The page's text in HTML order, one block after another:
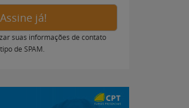
Assine já!
suas informações de contato
de SPAM.